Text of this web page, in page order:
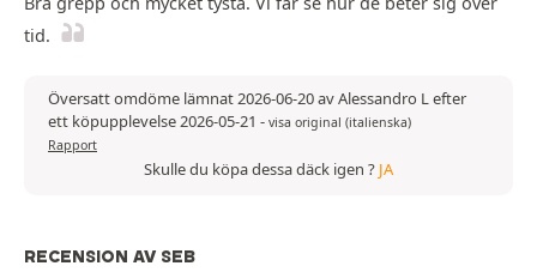
tid.
Översatt omdöme lämnat 2026-06-20 av Alessandro L efter
ett köpupplevelse 2026-05-21 - visa original (italienska)
Rapport
Skulle du köpa dessa däck igen ? JA
RECENSION AV SEB